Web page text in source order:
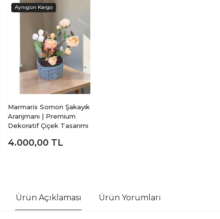
Marmaris Somon Şakayık
Aranjmanı | Premium
Dekoratif Çiçek Tasarımı
4.000,00 TL
Ürün Açıklaması Ürün Yorumları